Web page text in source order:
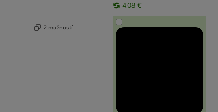
2 možností
4,08 €